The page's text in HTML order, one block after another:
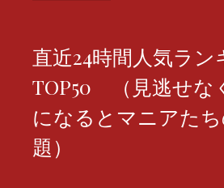
直近24時間人気ラン
TOP50 （見逃せな
になるとマニアた
題）